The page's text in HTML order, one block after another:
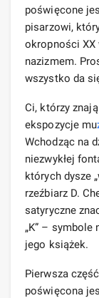
poświęcone
pisarzowi,
okropności XX
nazizmem.
wszystko da
Ci, którzy
ekspozycje mu
Wchodząc na
niezwykłej
których dysze
rzeźbiarz D.
satyryczne
„K” –
jego książek.
Pierwsza
poświęcona